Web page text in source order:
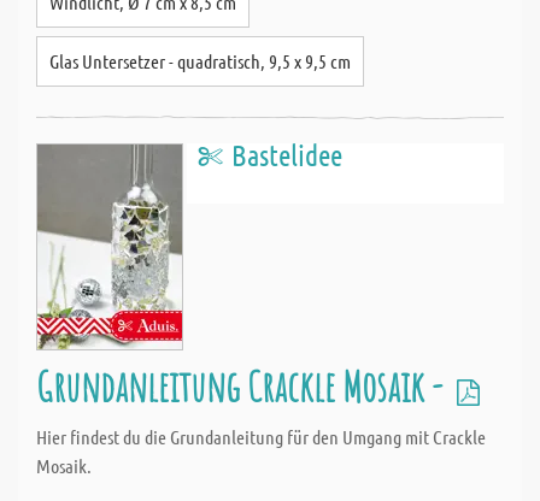
Glas Untersetzer - quadratisch, 9,5 x 9,5 cm
Bastelidee
Grundanleitung Crackle Mosaik -
Hier findest du die Grundanleitung für den Umgang mit Crackle
Mosaik.